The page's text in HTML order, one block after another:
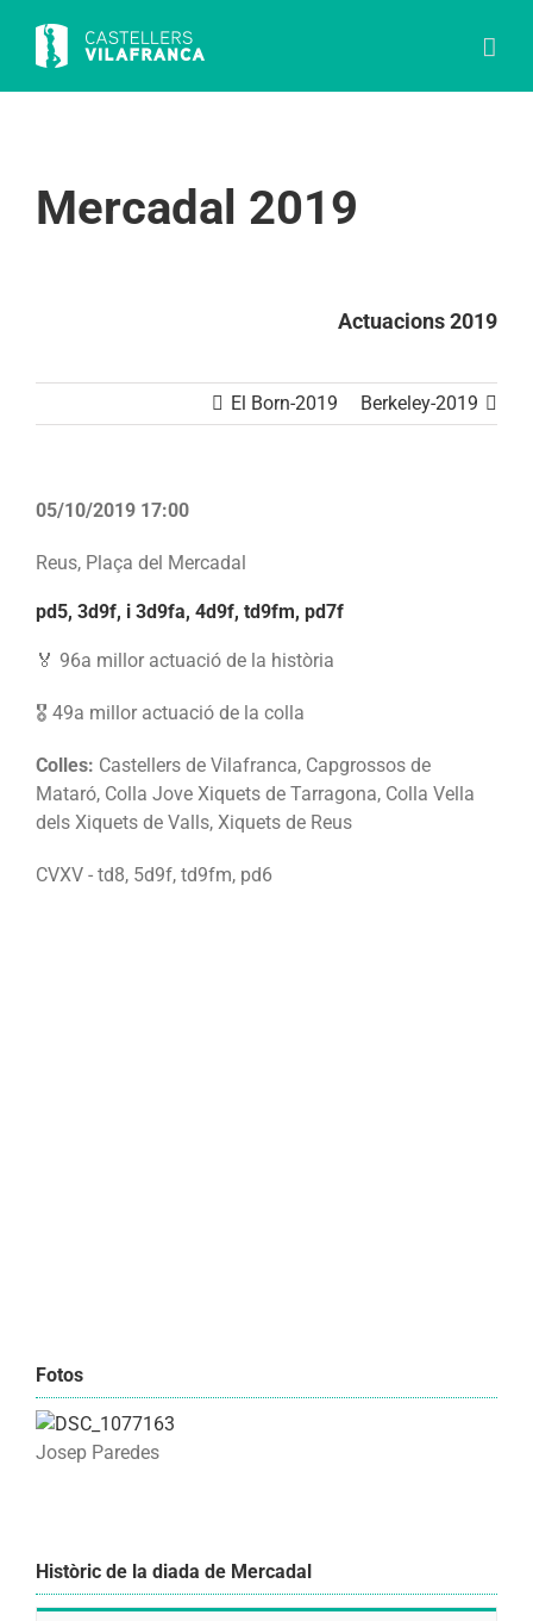
content
Mercadal 2019
Actuacions 2019
El Born-2019 Berkeley-2019
05/10/2019 17:00
Reus, Plaça del Mercadal
pd5, 3d9f, i 3d9fa, 4d9f, td9fm, pd7f
🏅 96a millor actuació de la història
🎖️ 49a millor actuació de la colla
Colles: Castellers de Vilafranca, Capgrossos de
Mataró, Colla Jove Xiquets de Tarragona, Colla Vella
dels Xiquets de Valls, Xiquets de Reus
CVXV - td8, 5d9f, td9fm, pd6
Fotos
Josep Paredes
Històric de la diada de Mercadal